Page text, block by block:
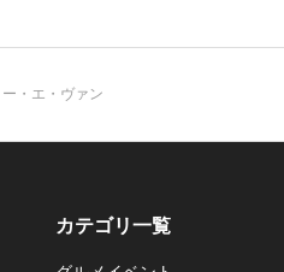
・エ・ヴァン
カテゴリ一覧